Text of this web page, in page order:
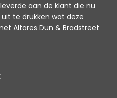
aan de klant die nu
te drukken wat deze
Altares Dun & Bradstreet